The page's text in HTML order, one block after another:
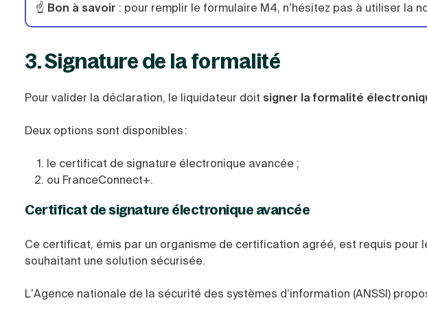
☝️ Bon à savoir : pour remplir le formulaire M4, n’hésitez pas à utiliser la
3. Signature de la formalité
Pour valider la déclaration, le liquidateur doit signer la formalité
Deux options sont disponibles :
le certificat de signature électronique avancée ;
ou FranceConnect+.
Certificat de signature électronique avancée
Ce certificat, émis par un organisme de certification agréé, est requis pour
souhaitant une solution sécurisée.
L’Agence nationale de la sécurité des systèmes d’information (ANSSI)